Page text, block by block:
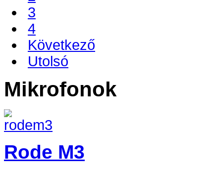
3
4
Következő
Utolsó
Mikrofonok
Rode M3